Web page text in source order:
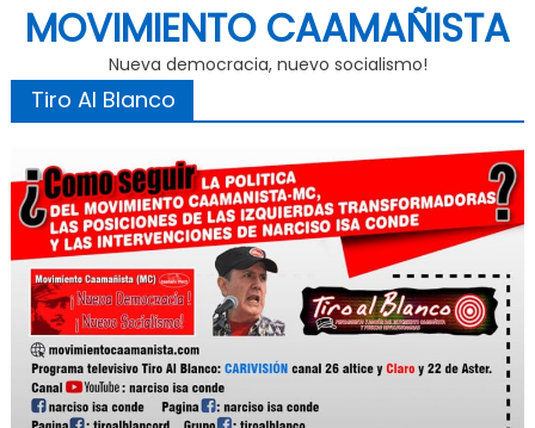
MOVIMIENTO CAAMAÑISTA
Nueva democracia, nuevo socialismo!
Tiro Al Blanco